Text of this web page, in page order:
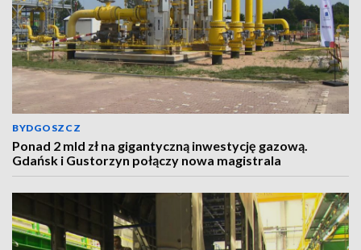
BYDGOSZCZ
Ponad 2 mld zł na gigantyczną inwestycję gazową.
Gdańsk i Gustorzyn połączy nowa magistrala